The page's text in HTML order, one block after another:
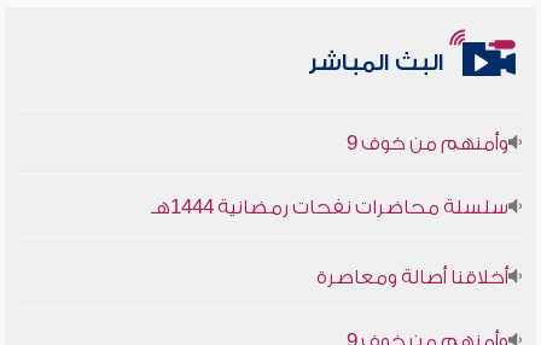
البث المباشر
أخلاقنا أصالة ومعاصرة
وأمنهم من خوف 9
سلسلة محاضرات نفحات رمضانية 1444هـ
أخلاقنا أصالة ومعاصرة
وأمنهم من خوف 9